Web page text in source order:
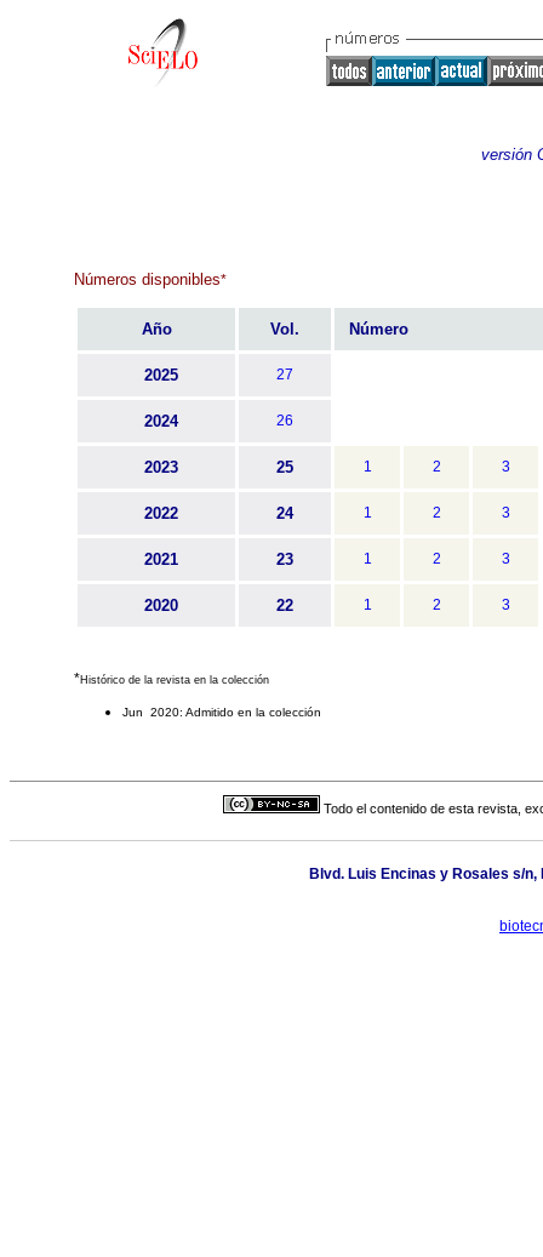
versión
Números disponibles*
Año Vol. Número
2025 27
2024 26
2023 25 1 2 3
2022 24 1 2 3
2021 23 1 2 3
2020 22 1 2 3
*Histórico de la revista en la colección
Jun 2020: Admitido en la colección
Todo el contenido de esta revista,
Blvd. Luis Encinas y Rosales s/n,